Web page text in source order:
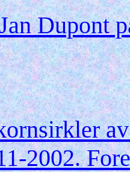
Dupont
2002.